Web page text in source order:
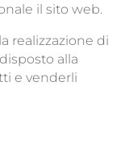
il sito web.
realizzazione di
alla
e venderli